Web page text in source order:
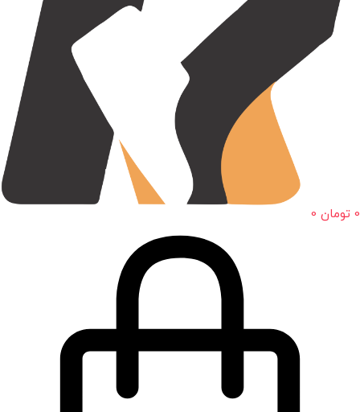
0 تومان 0